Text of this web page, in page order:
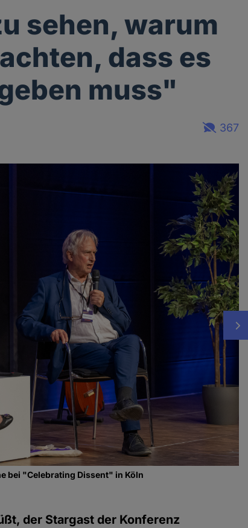
sehen, warum
dass es
muss"
367
bei "Celebrating Dissent" in Köln
der Stargast der Konferenz